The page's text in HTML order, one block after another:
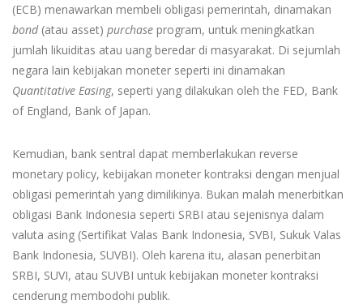
(ECB) menawarkan membeli obligasi pemerintah, dinamakan
bond(atau asset) purchase program, untuk meningkatkan
jumlah likuiditas atau uang beredar di masyarakat. Di sejumlah
negara lain kebijakan moneter seperti ini dinamakan
Quantitative Easing, seperti yang dilakukan oleh the FED, Bank
of England, Bank of Japan.
Kemudian, bank sentral dapat memberlakukan reverse
monetary policy, kebijakan moneter kontraksi dengan menjual
obligasi pemerintah yang dimilikinya. Bukan malah menerbitkan
obligasi Bank Indonesia seperti SRBI atau sejenisnya dalam
valuta asing (Sertifikat Valas Bank Indonesia, SVBI, Sukuk Valas
Bank Indonesia, SUVBI). Oleh karena itu, alasan penerbitan
SRBI, SUVI, atau SUVBI untuk kebijakan moneter kontraksi
cenderung membodohi publik.